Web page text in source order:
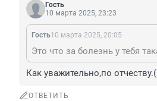
Гость
10 марта 2025, 23:23
Гость10 марта 2025, 20:05
Как уважительно,по отчеству.(
ОТВЕТИТЬ